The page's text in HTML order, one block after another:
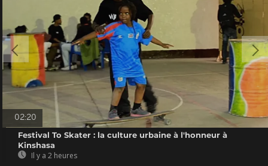
02:20
Festival To Skater : la culture urbaine à l'honneur à
Kinshasa
Il y a 2 heures